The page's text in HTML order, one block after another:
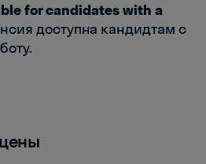
for candidates with a
доступна кандидтам с